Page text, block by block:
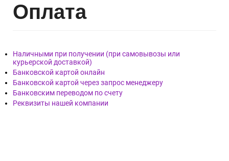
Оплата
Наличными при получении (при самовывозы или
курьерской доставкой)
Банковской картой онлайн
Банковской картой через запрос менеджеру
Банковским переводом по счету
Реквизиты нашей компании